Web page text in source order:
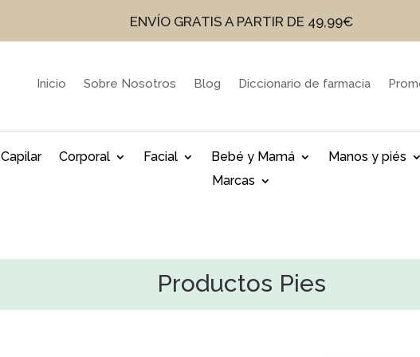
ENVÍO GRATIS A PARTIR DE 49,99€
Inicio Sobre Nosotros Blog Diccionario de farmacia
Capilar Corporal Facial Bebé y Mamá
Manos y piés
Marcas
Productos Pies